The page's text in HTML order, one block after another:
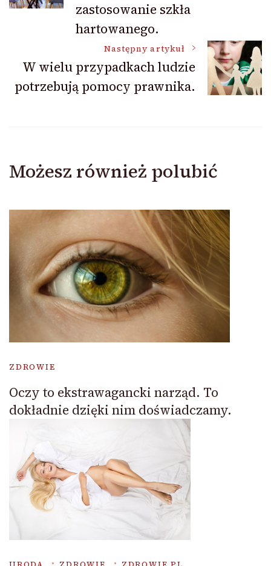
zastosowanie szkła
hartowanego.
Następny artykuł
W wielu przypadkach ludzie
potrzebują pomocy prawnika.
Możesz również polubić
ZDROWIE
Oczy to ekstrawagancki narząd. To
dokładnie dzięki nim doświadczamy.